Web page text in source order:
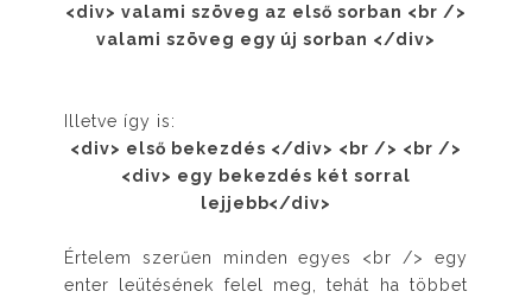
<div> valami szöveg az első sorban <br />
valami szöveg egy új sorban </div>
Illetve így is:
<div> első bekezdés </div> <br /> <br />
<div> egy bekezdés két sorral
lejjebb</div>
Értelem szerűen minden egyes <br /> egy
enter leütésének felel meg, tehát ha többet